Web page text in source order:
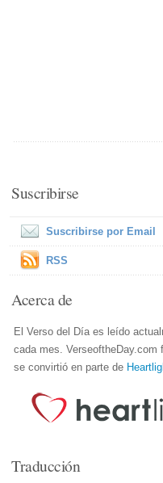
Suscribirse
Suscribirse por Email
RSS
Acerca de
El Verso del Día es leído
cada mes. VerseoftheDay.com
se convirtió en parte de
Traducción